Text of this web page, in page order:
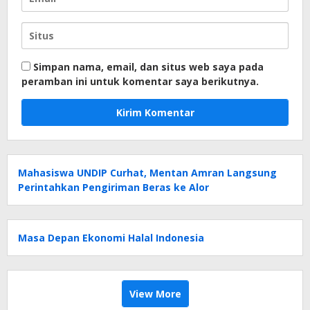
Simpan nama, email, dan situs web saya pada
peramban ini untuk komentar saya berikutnya.
Mahasiswa UNDIP Curhat, Mentan Amran Langsung
Perintahkan Pengiriman Beras ke Alor
Masa Depan Ekonomi Halal Indonesia
View More